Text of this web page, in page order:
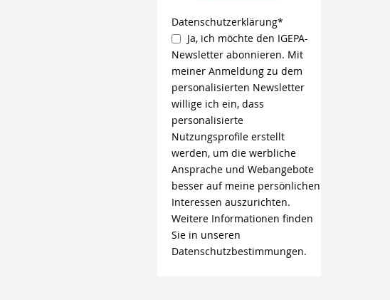
Datenschutzerklärung*
Ja, ich möchte den IGEPA-
Newsletter abonnieren. Mit
meiner Anmeldung zu dem
personalisierten Newsletter
willige ich ein, dass
personalisierte
Nutzungsprofile erstellt
werden, um die werbliche
Ansprache und Webangebote
besser auf meine persönlichen
Interessen auszurichten.
Weitere Informationen finden
Sie in unseren
Datenschutzbestimmungen.